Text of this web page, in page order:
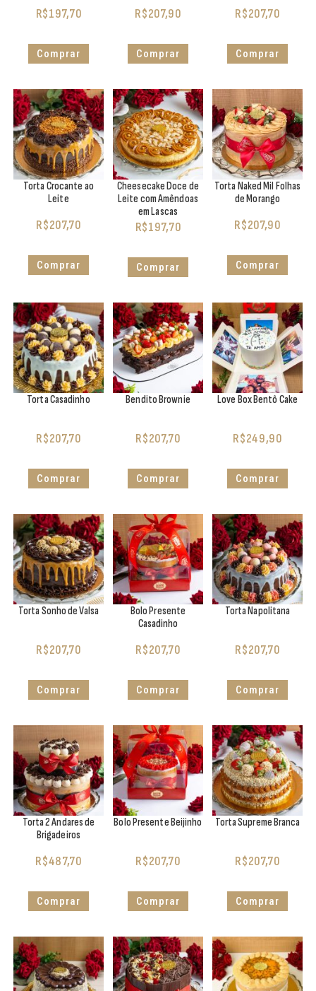
R$197,70
Comprar
R$207,90
Comprar
R$207,70
Comprar
Torta Crocante ao
Leite
R$207,70
Comprar
Cheesecake Doce de
Leite com Amêndoas
em Lascas
R$197,70
Comprar
Torta Naked Mil Folhas
de Morango
R$207,90
Comprar
Torta Casadinho
R$207,70
Comprar
Bendito Brownie
R$207,70
Comprar
Love Box Bentô Cake
R$249,90
Comprar
Torta Sonho de Valsa
R$207,70
Comprar
Bolo Presente
Casadinho
R$207,70
Comprar
Torta Napolitana
R$207,70
Comprar
Torta 2 Andares de
Brigadeiros
R$487,70
Comprar
Bolo Presente Beijinho
R$207,70
Comprar
Torta Supreme Branca
R$207,70
Comprar